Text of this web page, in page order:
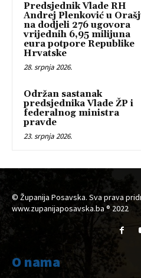
Predsjednik Vlade RH
Andrej Plenković u
na dodjeli 276 ugovora
vrijednih 6,95 milijuna
eura potpore Republike
Hrvatske
28. srpnja 2026.
Održan sastanak
predsjednika Vlade ŽP i
federalnog ministra
pravde
23. srpnja 2026.
© Županija Posavska. Sva prava
www.zupanijaposavska.ba ® 2022
O nama